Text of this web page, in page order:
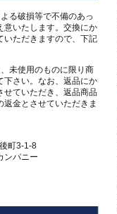
る破損等で不備のあっ
意いたします。交換にか
いただきますので、下記
未使用のものに限り商
下さい。なお、返品にか
せていただき、返品商品
金とさせていただきま
町3-1-8
ンパニー